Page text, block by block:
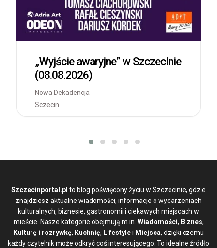
„Wyjście awaryjne” w Szczecinie
(08.08.2026)
Nowa Dekadencja
Sczecin
Szczecinportal.pl to blog poświęcony życiu w Szczecinie, gdzie
znajdziesz aktualne wiadomości, informacje o wydarzeniach
kulturalnych, biznesie, gastronomii i ciekawych miejscach w
mieście. Nasze kategorie obejmują m.in. Wiadomości, Biznes,
Kulturę i rozrywkę, Kuchnię, Lifestylei Miejsca, dzięki czemu
każdy czytelnik może odkryć coś interesującego. To idealne źródło